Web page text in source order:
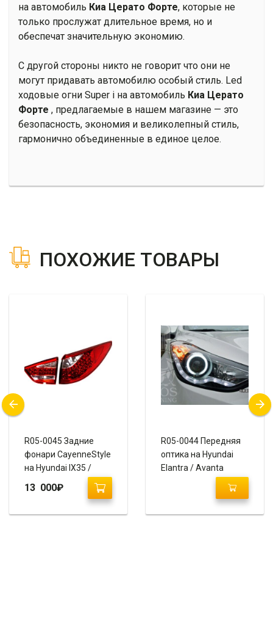
на автомобиль Киа Церато Форте, которые не
только прослужат длительное время, но и
обеспечат значительную экономию.
С другой стороны никто не говорит что они не
могут придавать автомобилю особый стиль. Led
ходовые огни Super i на автомобиль Киа Церато
Форте , предлагаемые в нашем магазине — это
безопасность, экономия и великолепный стиль,
гармонично объединенные в единое целое.
ПОХОЖИЕ ТОВАРЫ
R05-0045 Задние
фонари CayenneStyle
на Hyundai IX35 /
Tucson (красный
13 000₽
R05-0044 Передняя
оптика на Hyundai
Elantra / Avanta